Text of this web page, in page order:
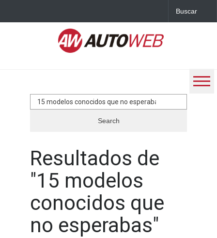
Search
for:
Resultados de
"15 modelos
conocidos que
no esperabas"